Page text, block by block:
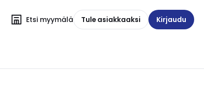
Etsi myymälä Tule asiakkaaksi Kirjaudu